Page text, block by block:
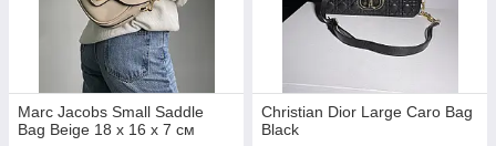
Marc Jacobs Small Saddle
Bag Beige 18 х 16 х 7 см
Christian Dior Large Caro Bag
Black